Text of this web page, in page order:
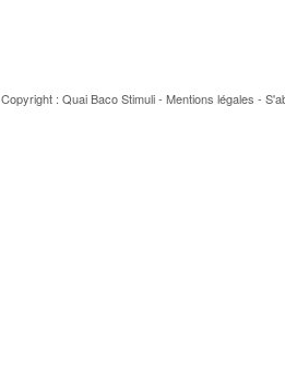
Copyright : Quai BacoStimuli- Mentions légales -